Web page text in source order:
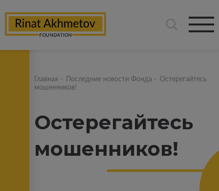
Главная - Последние новости Фонда - Остерегайтесь
мошенников!
Остерегайтесь
мошенников!